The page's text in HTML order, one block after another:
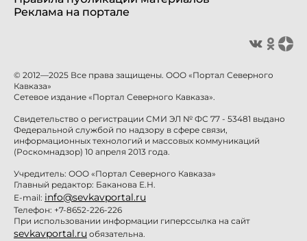
Реклама на портале
© 2012—2025 Все права защищены. ООО «Портал Северного
Кавказа»
Сетевое издание «Портал Северного Кавказа».
Свидетельство о регистрации СМИ ЭЛ № ФС 77 - 53481 выдано
Федеральной службой по надзору в сфере связи,
информационных технологий и массовых коммуникаций
(Роскомнадзор) 10 апреля 2013 года.
Учредитель: ООО «Портал Северного Кавказа»
Главный редактор: Баканова Е.Н.
E-mail: info@sevkavportal.ru
Телефон: +7-8652-226-226
При использовании информации гиперссылка на сайт
sevkavportal.ru обязательна.